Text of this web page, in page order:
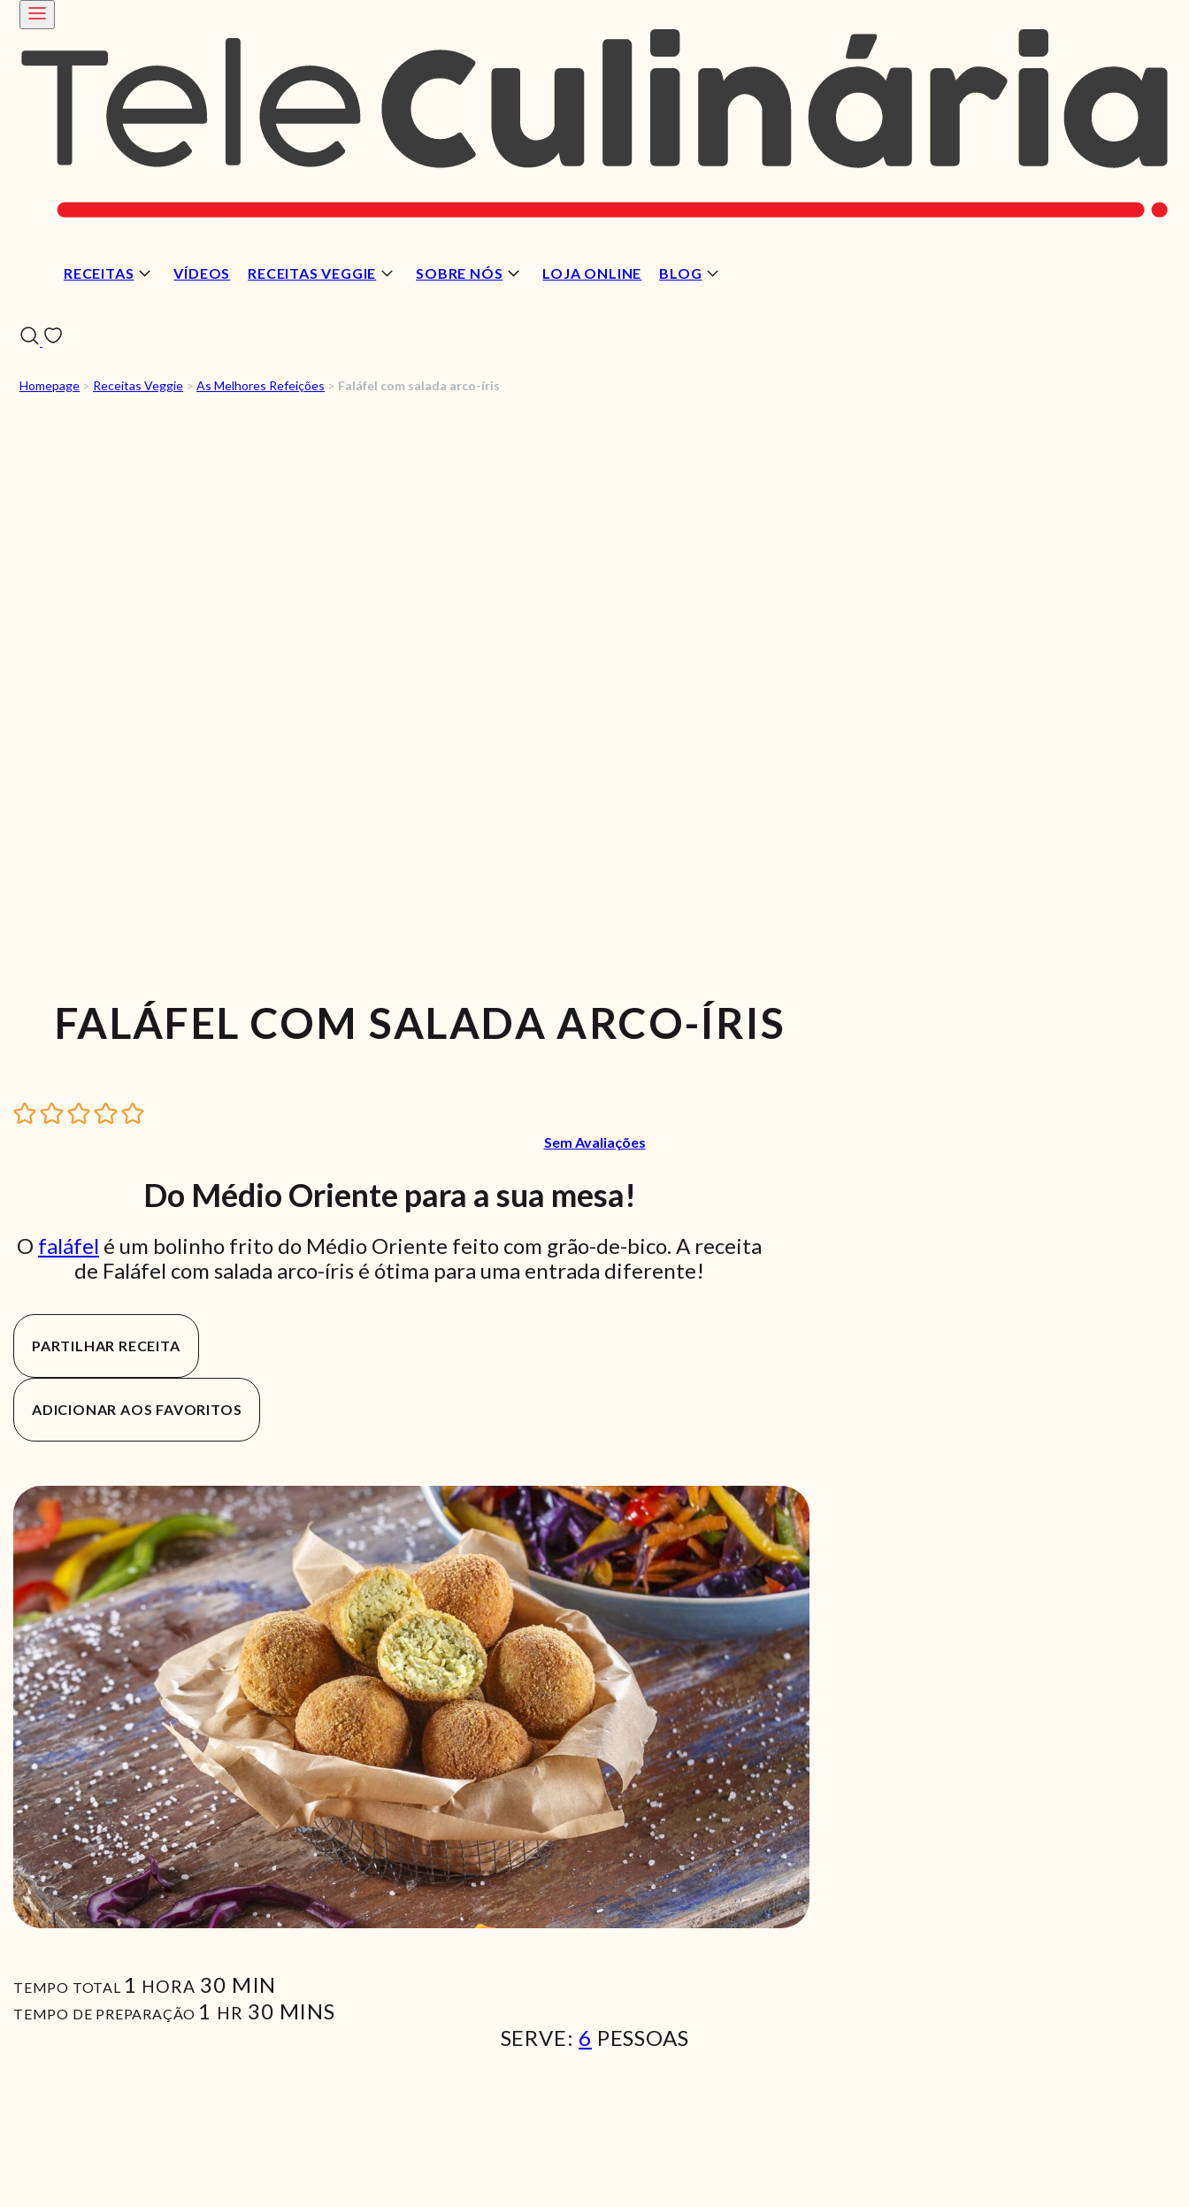
RECEITAS VÍDEOS RECEITAS VEGGIE SOBRE NÓS LOJA ONLINE BLOG
Homepage > Receitas Veggie > As Melhores Refeições > Faláfel com salada arco-íris
FALÁFEL COM SALADA ARCO-ÍRIS
Sem Avaliações
Do Médio Oriente para a sua mesa!
O faláfel é um bolinho frito do Médio Oriente feito com grão-de-bico. A receita
de Faláfel com salada arco-íris é ótima para uma entrada diferente!
PARTILHAR RECEITA
ADICIONAR AOS FAVORITOS
TEMPO TOTAL 1 HORA
HORA 30 MIN
MIN
TEMPO DE PREPARAÇÃO 1 HORA
HR 30MIN
MINS
SERVE: 6 PESSOAS